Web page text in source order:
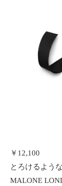
￥12,100
とろけるよう
MALONE